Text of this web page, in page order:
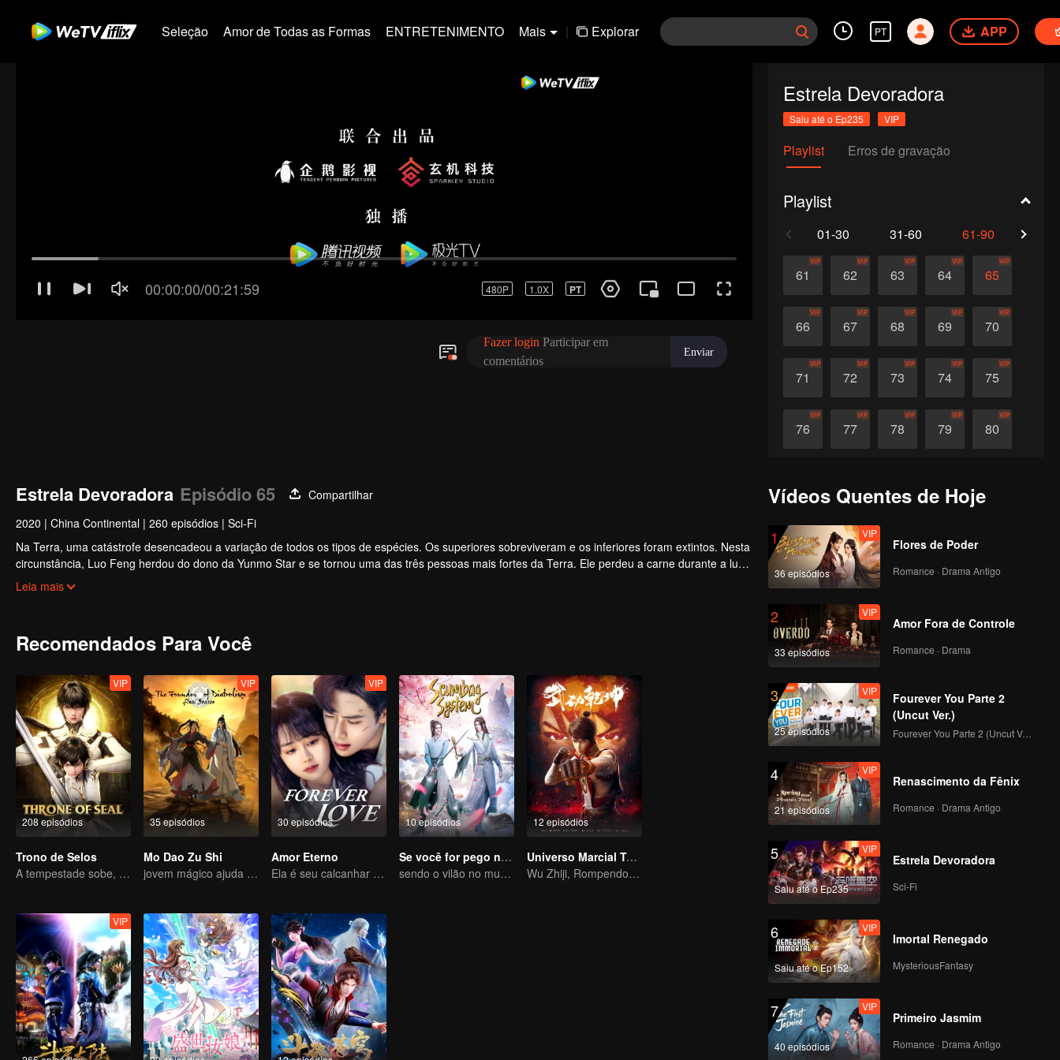
Seleção Amor de Todas as Formas ENTRETENIMENTO Mais | Explorar PT APP
Estrela Devoradora
Saiu até o Ep235 VIP
Playlist Erros de gravação
Playlist
01-30 31-60 61-90
61
VIP
62
VIP
63
VIP
64
VIP
65
VIP
66
VIP
67
VIP
68
VIP
69
VIP
70
VIP
71
VIP
72
VIP
73
VIP
74
VIP
75
VIP
76
VIP
77
VIP
78
VIP
79
VIP
80
VIP
86 87
Estrela Devoradora Episódio 65
Compartilhar
2020 | China Continental | 260 episódios | Sci-Fi
Na Terra, uma catástrofe desencadeou a variação de todos os tipos de espécies. Os superiores sobreviveram e os inferiores foram extintos. Nesta
circunstância, Luo Feng herdou do dono da Yunmo Star e se tornou uma das três pessoas mais fortes da Terra. Ele perdeu a carne durante a luta
contra o monstro gigante engolido, mas depois tomou a carne do monstro. Na carne, ele desenvolveu um corpo humano. Mais tarde, ele saiu da
Leia mais
Recomendados Para Você
208 episódios
VIP
Trono de Selos
A tempestade sobe, o trono cai
35 episódios
VIP
Mo Dao Zu Shi
jovem mágico ajuda os povos
30 episódios
VIP
Amor Eterno
Ela é seu calcanhar de Aquiles e sua armadura
10 episódios
Se você for pego no livro
sendo o vilão no mundo do livro
12 episódios
Universo Marcial Temporada 1
Wu Zhiji, Rompendo o Céu, Movendo o Céu e a Terra
VIP
Vídeos Quentes de Hoje
1
36 episódios
VIP
Flores de Poder
Romance · Drama Antigo
2
33 episódios
VIP
Amor Fora de Controle
Romance · Drama
3
25 episódios
VIP
Fourever You Parte 2
(Uncut Ver.)
Fourever You Parte 2 (Uncut Ver.)
4
21 episódios
VIP
Renascimento da Fênix
Romance · Drama Antigo
5
Saiu até o Ep235
VIP
Estrela Devoradora
Sci-Fi
6
Saiu até o Ep152
VIP
Imortal Renegado
MysteriousFantasy
7
40 episódios
VIP
Primeiro Jasmim
Romance · Drama Antigo